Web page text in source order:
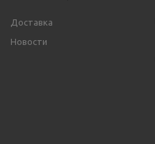
Доставка
Новости